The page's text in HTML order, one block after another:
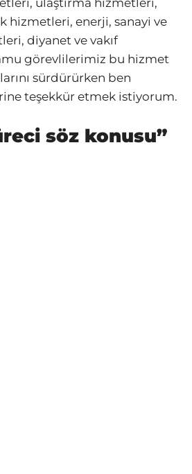
ulaştırma hizmetleri,
hizmetleri, enerji, sanayi ve
diyanet ve vakıf
görevlilerimiz bu hizmet
sürdürürken ben
teşekkür etmek istiyorum.
söz konusu”